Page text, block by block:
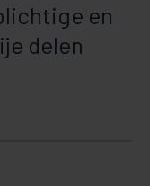
en
delen